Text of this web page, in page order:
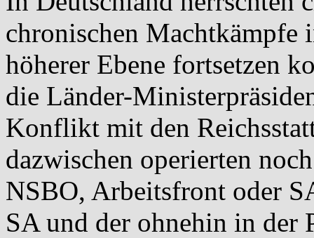
chronischen Machtkämpfe
höherer Ebene fortsetzen
die Länder-
Konflikt mit den
dazwischen operierten
NSBO, Arbeitsfront oder
SA und der ohnehin in der